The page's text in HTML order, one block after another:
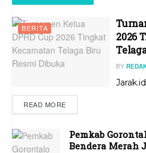
BERITA
2026
BY
READ MORE
Pemkab
Bendera Merah